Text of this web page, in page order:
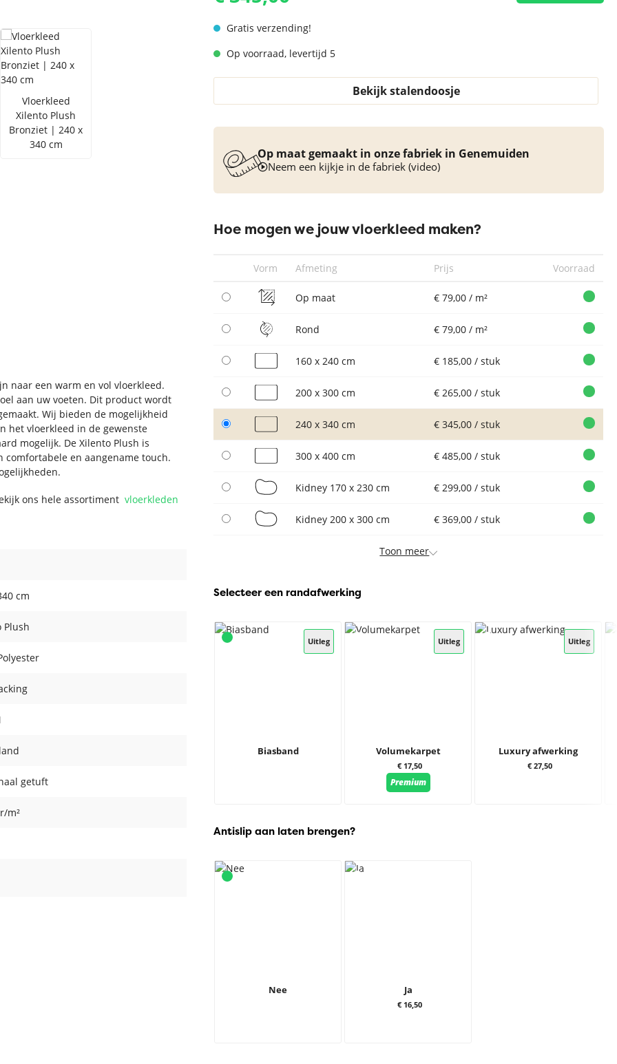
Gratis verzending!
Op voorraad, levertijd 5
Bekijk stalendoosje
Op maat gemaakt in onze fabriek in Genemuiden
Neem een kijkje in de fabriek (video)
Hoe mogen we jouw vloerkleed maken?
Vorm Afmeting Prijs Voorraad
Op maat € 79,00 / m²
Rond € 79,00 / m²
160 x 240 cm € 185,00 / stuk
200 x 300 cm € 265,00 / stuk
240 x 340 cm € 345,00 / stuk
300 x 400 cm € 485,00 / stuk
Kidney 170 x 230 cm € 299,00 / stuk
Kidney 200 x 300 cm € 369,00 / stuk
Toon meer
Selecteer een randafwerking
Uitleg
Biasband
Uitleg
Volumekarpet
€ 17,50
Premium
Uitleg
Luxury afwerking
€ 27,50
Antislip aan laten brengen?
Nee Ja
€ 16,50
Vloerkleed
Xilento Plush
Bronziet | 240 x
340 cm
naar een warm en vol vloerkleed.
aan uw voeten. Dit product wordt
Wij bieden de mogelijkheid
het vloerkleed in de gewenste
mogelijk. De Xilento Plush is
comfortabele en aangename touch.
ons hele assortimentvloerkleden
cm
Plush
getuft
m²